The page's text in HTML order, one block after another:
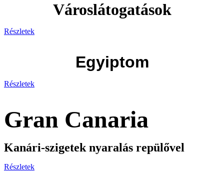
Városlátogatások
Részletek
Egyiptom
Részletek
Gran Canaria
Kanári-szigetek nyaralás repülővel
Részletek